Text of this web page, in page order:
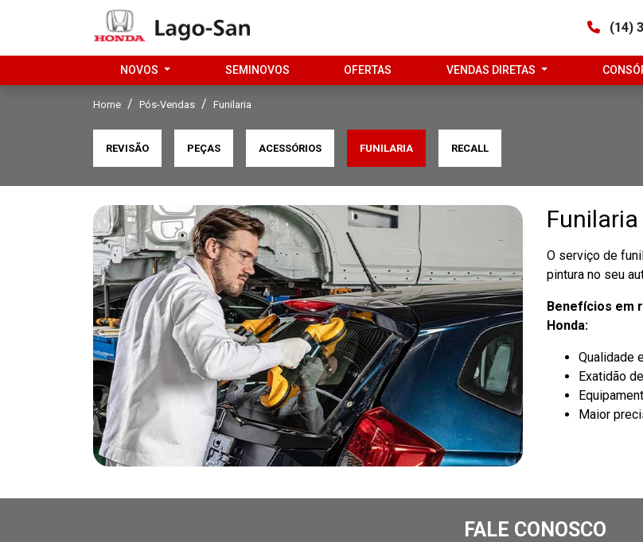
(14)
NOVOS SEMINOVOS OFERTAS VENDAS DIRETAS
Home Pós-Vendas Funilaria
REVISÃO PEÇAS ACESSÓRIOS FUNILARIA RECALL
Funilaria
O serviço de
pintura no seu
Benefícios em
Honda:
Qualidade
Exatidão
Maior
FALE CONOSCO